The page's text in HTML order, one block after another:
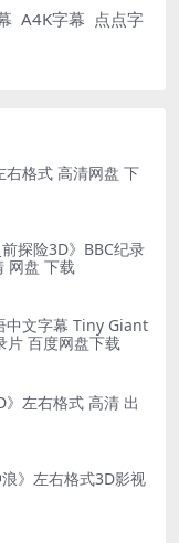
A4K字幕 点点字
右格式 高清网盘 下
探险3D》BBC纪录
网盘 下载
中文字幕 Tiny Giant
片 百度网盘下载
左右格式 高清 出
》左右格式3D影视